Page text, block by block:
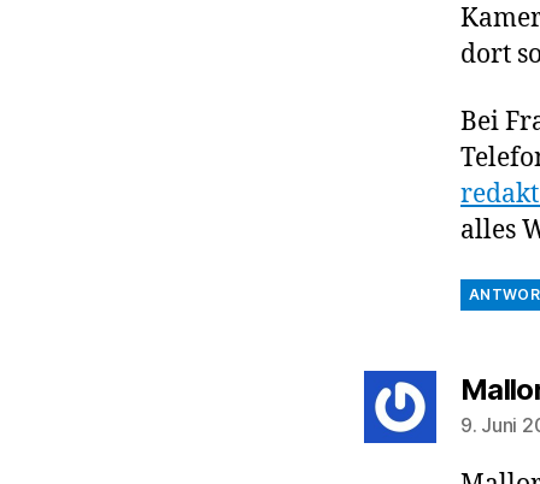
dort
Bei
alles
9. Juni